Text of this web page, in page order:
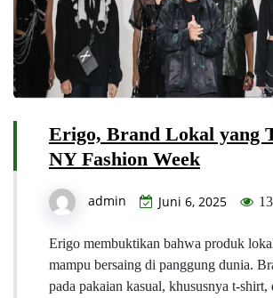
Erigo, Brand Lokal yang
NY Fashion Week
admin Juni 6, 2025
Erigo membuktikan bahwa produk
mampu bersaing di panggung dunia.
pada pakaian kasual, khususnya t-shirt,